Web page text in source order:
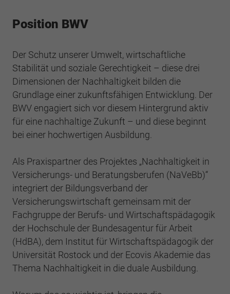
Position BWV
Der Schutz unserer Umwelt, wirtschaftliche
Stabilität und soziale Gerechtigkeit – diese drei
Dimensionen der Nachhaltigkeit bilden die
Grundlage einer zukunftsfähigen Entwicklung. Der
BWV engagiert sich vor diesem Hintergrund aktiv
für eine nachhaltige Zukunft – und diese beginnt
bei einer hochwertigen Ausbildung.
Als Praxispartner des Projektes „Nachhaltigkeit in
Versicherungs- und Beratungsberufen (NaVeBb)“
integriert der Bildungsverband der
Versicherungswirtschaft gemeinsam mit der
Fachgruppe der Berufs- und Wirtschaftspädagogik
der Hochschule der Bundesagentur für Arbeit
(HdBA), dem Institut für Wirtschaftspädagogik der
Universität Rostock und der Ecovis Akademie das
Thema Nachhaltigkeit in die duale Ausbildung.